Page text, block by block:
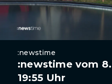
:newstime
:newstime vom
19:55 Uhr